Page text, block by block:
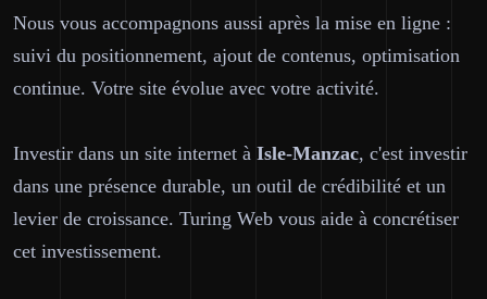
Nous vous accompagnons aussi après la mise en ligne :
suivi du positionnement, ajout de contenus, optimisation
continue. Votre site évolue avec votre activité.
Investir dans un site internet à Isle-Manzac, c'est investir
dans une présence durable, un outil de crédibilité et un
levier de croissance. Turing Web vous aide à concrétiser
cet investissement.